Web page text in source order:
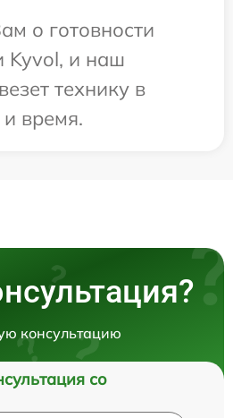
о готовности
Kyvol, и наш
технику в
время.
консультацию
со